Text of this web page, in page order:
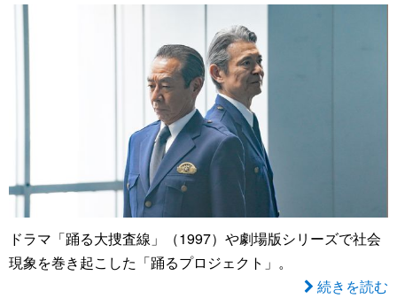
ドラマ「踊る大捜査線」（1997）や劇場版シリーズで社会
現象を巻き起こした「踊るプロジェクト」。
続きを読む